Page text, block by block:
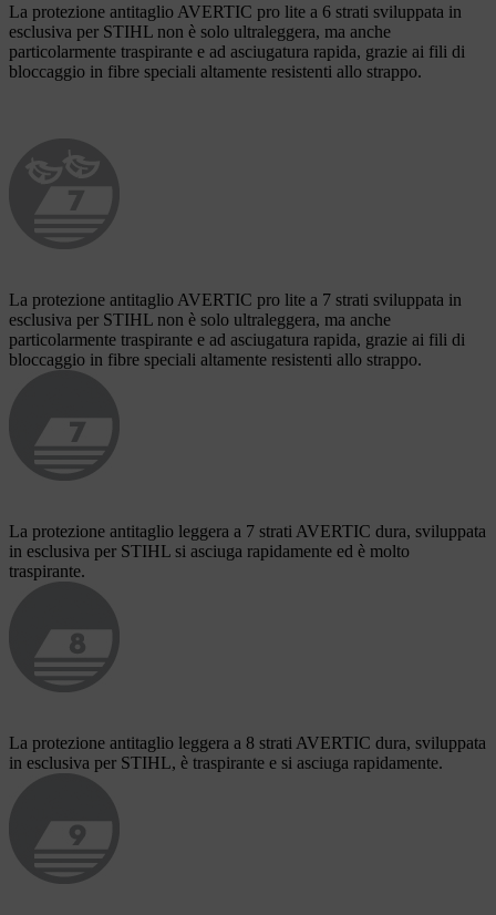
La protezione antitaglio AVERTIC pro lite a 6 strati sviluppata in
esclusiva per STIHL non è solo ultraleggera, ma anche
particolarmente traspirante e ad asciugatura rapida, grazie ai fili di
bloccaggio in fibre speciali altamente resistenti allo strappo.
La protezione antitaglio AVERTIC pro lite a 7 strati sviluppata in
esclusiva per STIHL non è solo ultraleggera, ma anche
particolarmente traspirante e ad asciugatura rapida, grazie ai fili di
bloccaggio in fibre speciali altamente resistenti allo strappo.
La protezione antitaglio leggera a 7 strati AVERTIC dura, sviluppata
in esclusiva per STIHL si asciuga rapidamente ed è molto
traspirante.
La protezione antitaglio leggera a 8 strati AVERTIC dura, sviluppata
in esclusiva per STIHL, è traspirante e si asciuga rapidamente.